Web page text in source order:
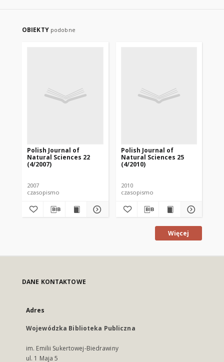
OBIEKTY podobne
Polish Journal of
Natural Sciences 22
(4/2007)
2007
czasopismo
Polish Journal of
Natural Sciences 25
(4/2010)
2010
czasopismo
Więcej
DANE KONTAKTOWE
Adres
Wojewódzka Biblioteka Publiczna
im. Emilii Sukertowej-Biedrawiny
ul. 1 Maja 5